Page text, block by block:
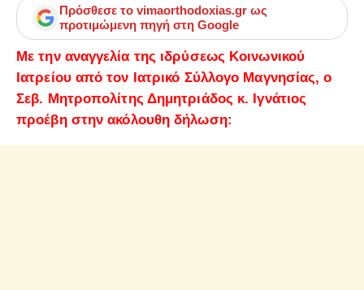
Πρόσθεσε το vimaorthodoxias.gr ως
προτιμώμενη πηγή στη Google
Με την αναγγελία της ιδρύσεως Κοινωνικού
Ιατρείου από τον Ιατρικό Σύλλογο Μαγνησίας, ο
Σεβ. Μητροπολίτης Δημητριάδος κ. Ιγνάτιος
προέβη στην ακόλουθη δήλωση: